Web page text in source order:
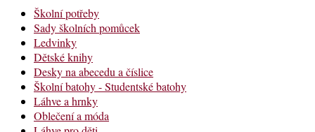
Školní potřeby
Sady školních pomůcek
Ledvinky
Dětské knihy
Desky na abecedu a číslice
Školní batohy - Studentské batohy
Láhve a hrnky
Oblečení a móda